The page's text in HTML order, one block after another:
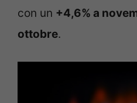
con un +4,6% a
ottobre.